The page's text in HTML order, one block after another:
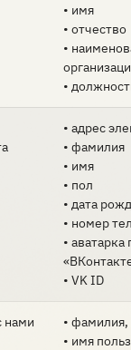
• имя
• отчество
•
•
• адрес
• фамилия
• имя
• пол
• дата
• номер
•
• VK ID
нами
•
• имя